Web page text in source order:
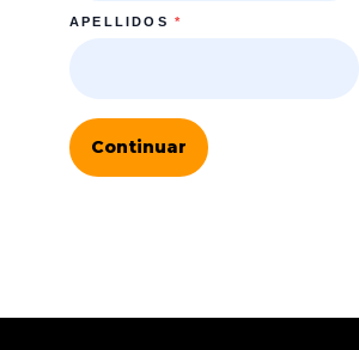
APELLIDOS *
Continuar